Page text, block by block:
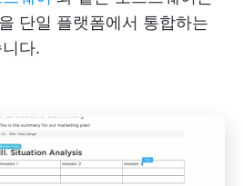
단일 플랫폼에서 통합하는
다.